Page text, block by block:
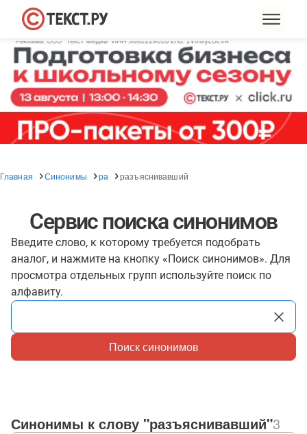
Главная Синонимы ра разъяснивавший
Сервис поиска синонимов
Введите слово, к которому требуется подобрать
аналог, и нажмите на кнопку «Поиск синонимов». Для
просмотра отдельных групп используйте поиск по
алфавиту.
Поиск синонимов
Синонимы к слову "разъяснивавший"3